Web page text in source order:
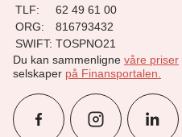
TLF:
62 49 61 00
ORG:
816793432
SWIFT: TOSPNO21
Du kan sammenligne våre priser
selskaper på Finansportalen